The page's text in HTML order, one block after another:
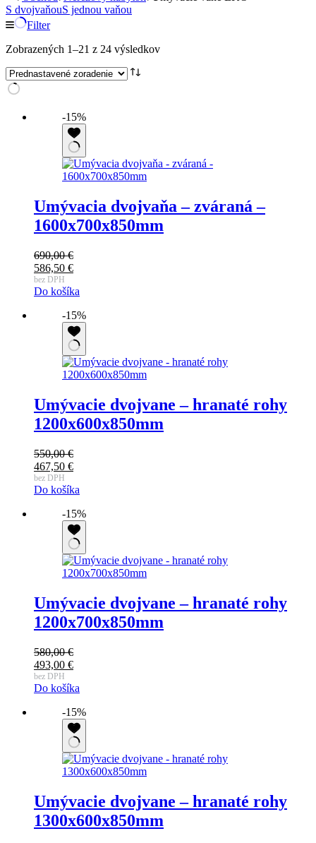
S dvojvaňouS jednou vaňou
Filter
Zobrazených 1–21 z 24 výsledkov
-15%
Umývacia dvojvaňa – zváraná –
1600x700x850mm
690,00€
586,50 €
bez DPH
Do košíka
-15%
Umývacie dvojvane – hranaté rohy
1200x600x850mm
550,00€
467,50 €
bez DPH
Do košíka
-15%
Umývacie dvojvane – hranaté rohy
1200x700x850mm
580,00€
493,00 €
bez DPH
Do košíka
-15%
Umývacie dvojvane – hranaté rohy
1300x600x850mm